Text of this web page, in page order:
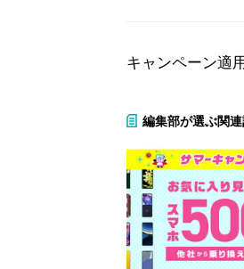
キャンペーン適
編集部が選ぶ関